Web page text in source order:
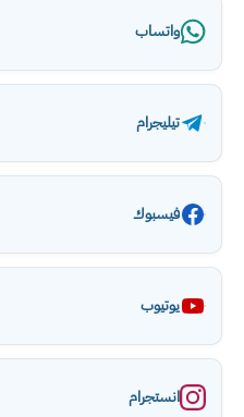
واتساب
تيليجرام
فيسبوك
يوتيوب
انستجرام